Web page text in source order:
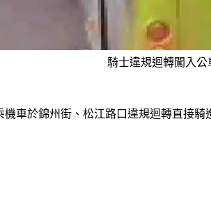
騎士違規迴轉闖入公
車於錦州街、松江路口違規迴轉直接